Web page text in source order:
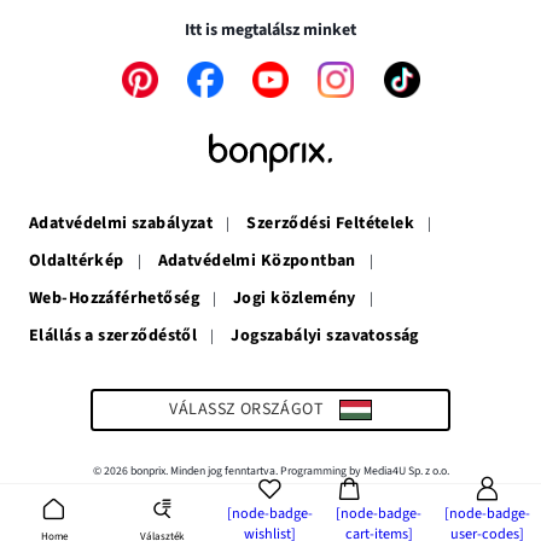
Home Választék
[node-badge-
wishlist]
[node-badge-
cart-items]
[node-badge-
user-codes]
megItt is megtalálsz minket
A
A
új
ablakban
nyílik
A
ablakban
nyílik
A
A
Adatvédelmi szabályzat
Szerződési Feltételek
Oldaltérkép
Adatvédelmi Központban
Web-Hozzáférhetőség
Jogi közlemény
Elállás a szerződéstől
Jogszabályi szavatosság
A
ablakban
nyílik
meg
VÁLASSZ ORSZÁGOT
© 2026 bonprix. Minden jog fenntartva. Programming by Media4U Sp. z o.o.